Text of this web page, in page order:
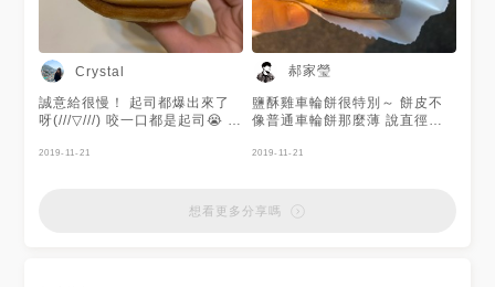
Crystal
誠意給很慢！ 起司都爆出來了
呀(///▽///) 咬一口都是起司😭 而
雞！ 給很大塊很多塊哦！🐔 家
2019-11-21
郝家瑩
鹽酥雞車輪餅很特別～ 餅皮不
像普通車輪餅那麼薄 說直徑八
下去也沒有失望 整個很像漢堡
來 想吃鹽酥雞跟車輪餅和起司
2019-11-21
想看更多分享嗎